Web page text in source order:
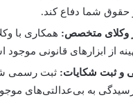
حقوق شما دفاع کند.
وکلای متخصص: همکاری با
از ابزارهای قانونی
و ثبت شکایات: ثبت رسمی
به بی‌عدالتی‌های